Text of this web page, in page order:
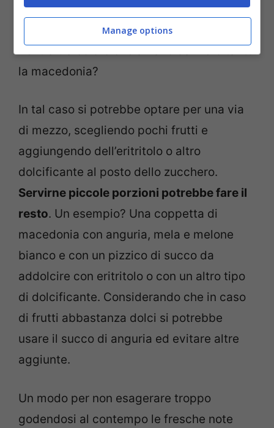
sempre vicino a fonti proteiche in modo da
bilanciare il pasto. Come fare, però, se si
rientra tra coloro che amano davvero tanto
la macedonia?
In tal caso si potrebbe optare per una via
di mezzo, scegliendo pochi frutti e
aggiungendo dell’eritritolo o altro
dolcificante al posto dello zucchero.
Servirne piccole porzioni potrebbe fare il
resto. Un esempio? Una coppetta di
macedonia con anguria, mela e melone
bianco e con un pizzico di succo da
addolcire con eritritolo o con un altro tipo
di dolcificante. Considerando che in caso
di frutti abbastanza dolci si potrebbe
usare il succo di anguria ed evitare altre
aggiunte.
Un modo per non esagerare troppo
godendosi al contempo le fresche note
Manage options